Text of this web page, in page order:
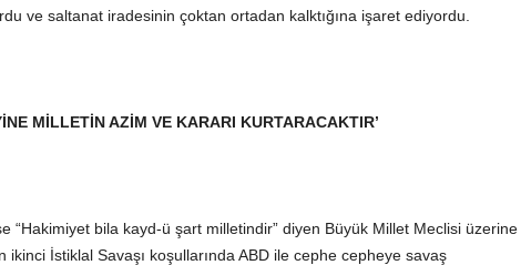
ve saltanat iradesinin çoktan ortadan kalktığına işaret ediyordu.
MİLLETİN AZİM VE KARARI KURTARACAKTIR’
“Hakimiyet bila kayd-ü şart milletindir” diyen Büyük Millet Meclisi üzerine
ikinci İstiklal Savaşı koşullarında ABD ile cephe cepheye savaş